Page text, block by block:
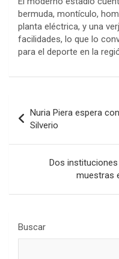
bermuda, montículo,
planta eléctrica, y una
facilidades, lo que lo
para el deporte en la
de
entradas
Nuria Piera espera
Silverio
Dos
muestras
Buscar